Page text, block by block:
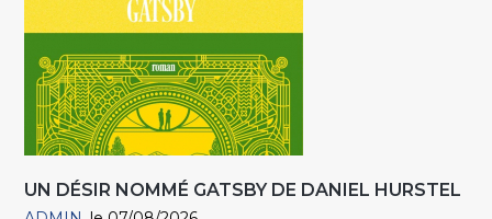
UN DÉSIR NOMMÉ GATSBY DE DANIEL HURSTEL